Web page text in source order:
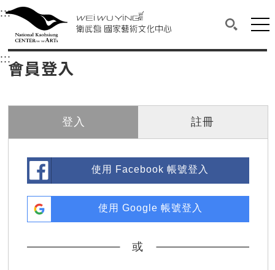
衛武營國家藝術文化中心
中央內容區塊，為本頁主要內容區。
:::選單連結區塊，此區塊列有本網站主要連結。
衛武營國家藝術文化中心
搜尋(開
網
::: 中央內容區塊，為本頁主要內容區。
會員登入
登入 註冊
使用 Facebook 帳號登入
使用 Google 帳號登入
或